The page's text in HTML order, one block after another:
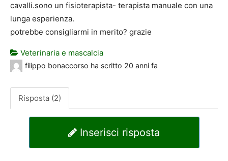
cavalli.sono un fisioterapista- terapista manuale con una
lunga esperienza.
potrebbe consigliarmi in merito? grazie
Veterinaria e mascalcia
filippo bonaccorso ha scritto 20 anni fa
Risposta (2)
Inserisci risposta